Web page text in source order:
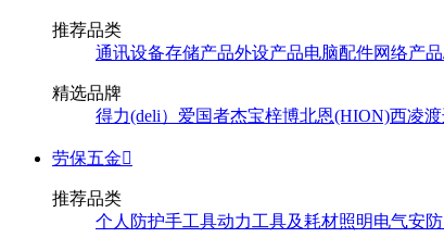
推荐品类
通讯设备存储产品外设产品电脑配件网络产
精选品牌
得力(deli） 爱国者杰宝梓博北恩(HION)西凌渡
劳保五金
推荐品类
个人防护手工具动力工具及耗材照明电气安防